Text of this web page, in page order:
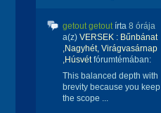
getout getoutírta 8 órája
a(z) VERSEK : Bűnbánat
,Nagyhét, Virágvasárnap
,Húsvétfórumtémában:
This balanced depth with
brevity because you keep
the scope ...